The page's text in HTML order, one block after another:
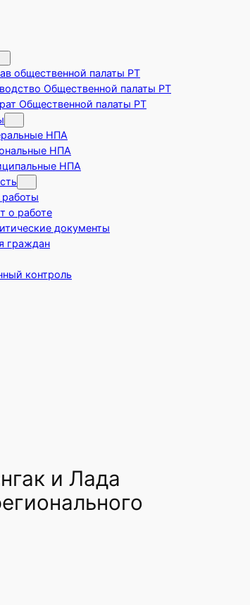
общественной палаты РТ
Общественной палаты РТ
Общественной палаты РТ
НПА
НПА
НПА
работы
о работе
документы
граждан
контроль
и Лада